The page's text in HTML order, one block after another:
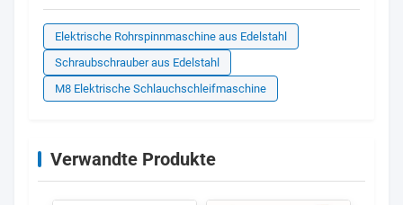
Elektrische Rohrspinnmaschine aus Edelstahl
Schraubschrauber aus Edelstahl
M8 Elektrische Schlauchschleifmaschine
Verwandte Produkte